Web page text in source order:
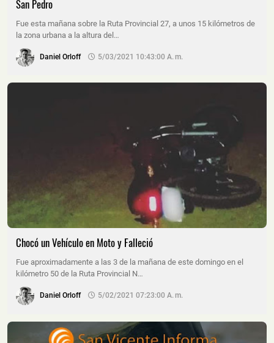
San Pedro
Fue esta mañana sobre la Ruta Provincial 27, a unos 15 kilómetros de
la zona urbana a la altura del…
Daniel Orloff 5/03/2021 10:43:00 A. M.
Chocó un Vehículo en Moto y Falleció
Fue aproximadamente a las 3 de la mañana de este domingo en el
kilómetro 50 de la Ruta Provincial N…
Daniel Orloff 5/02/2021 07:23:00 A. M.